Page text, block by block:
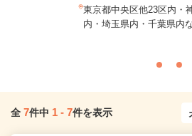
東京都中央区他23区内・
内・埼玉県内・千葉県内
全 7件中 1 - 7件を表示